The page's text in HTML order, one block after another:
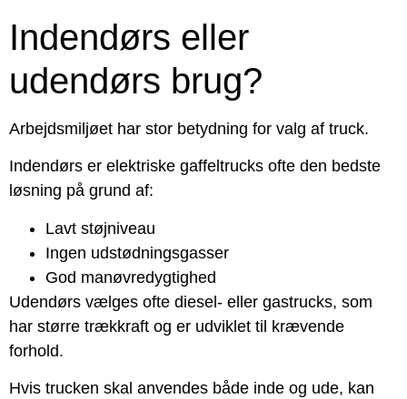
Indendørs eller
udendørs brug?
Arbejdsmiljøet har stor betydning for valg af truck.
Indendørs er elektriske gaffeltrucks ofte den bedste
løsning på grund af:
Lavt støjniveau
Ingen udstødningsgasser
God manøvredygtighed
Udendørs vælges ofte diesel- eller gastrucks, som
har større trækkraft og er udviklet til krævende
forhold.
Hvis trucken skal anvendes både inde og ude, kan